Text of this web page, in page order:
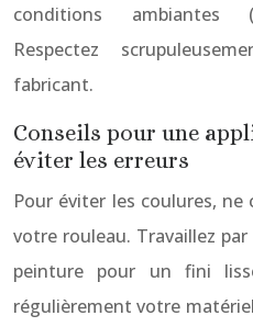
conditions ambiantes
Respectez
fabricant.
Conseils pour une
éviter les erreurs
Pour éviter les coulures, ne
votre rouleau. Travaillez
peinture pour un fini
régulièrement votre